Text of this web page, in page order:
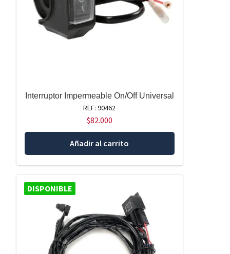
Interruptor Impermeable On/Off Universal
REF: 90462
$82.000
Añadir al carrito
DISPONIBLE